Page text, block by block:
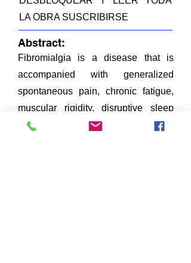
LA OBRA SUSCRIBIRSE
Fibromialgia is a disease that is
accompanied with generalized
spontaneous pain, chronic fatigue,
muscular rigidity, disruptive sleep
and neuroinmunological,
Abstract: